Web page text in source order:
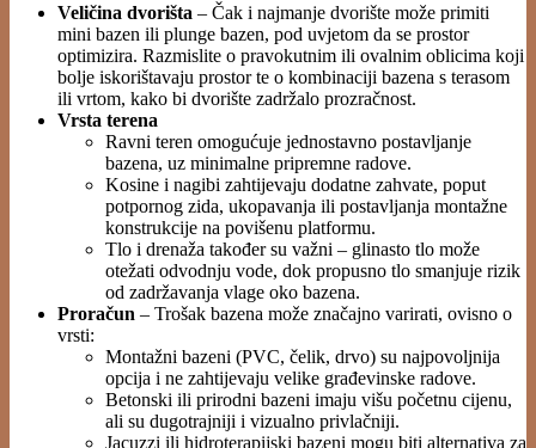
Veličina dvorišta – Čak i najmanje dvorište može primiti
mini bazen ili plunge bazen, pod uvjetom da se prostor
optimizira. Razmislite o pravokutnim ili ovalnim oblicima koji
bolje iskorištavaju prostor te o kombinaciji bazena s terasom
ili vrtom, kako bi dvorište zadržalo prozračnost.
Vrsta terena
Ravni teren omogućuje jednostavno postavljanje
bazena, uz minimalne pripremne radove.
Kosine i nagibi zahtijevaju dodatne zahvate, poput
potpornog zida, ukopavanja ili postavljanja montažne
konstrukcije na povišenu platformu.
Tlo i drenaža također su važni – glinasto tlo može
otežati odvodnju vode, dok propusno tlo smanjuje rizik
od zadržavanja vlage oko bazena.
Proračun – Trošak bazena može značajno varirati, ovisno o
vrsti:
Montažni bazeni (PVC, čelik, drvo) su najpovoljnija
opcija i ne zahtijevaju velike građevinske radove.
Betonski ili prirodni bazeni imaju višu početnu cijenu,
ali su dugotrajniji i vizualno privlačniji.
Jacuzzi ili hidroterapijski bazeni mogu biti alternativa za